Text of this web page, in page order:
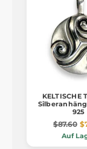
KELTISCHE
925
$87.60
Auf